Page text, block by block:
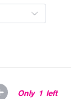
Only 1 left